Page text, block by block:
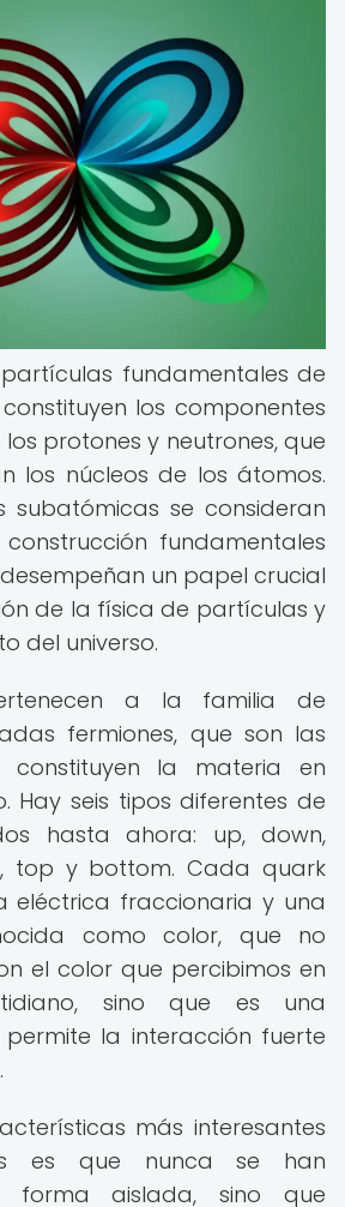
fundamentales de
los componentes
protones y neutrones, que
los núcleos de los átomos.
subatómicas se consideran
fundamentales
un papel crucial
de la física de partículas y
del universo.
a la familia de
fermiones, que son las
constituyen la materia en
Hay seis tipos diferentes de
hasta ahora: up, down,
top y bottom. Cada quark
eléctrica fraccionaria y una
como color, que no
el color que percibimos en
sino que es una
la interacción fuerte
más interesantes
es que nunca se han
forma aislada, sino que